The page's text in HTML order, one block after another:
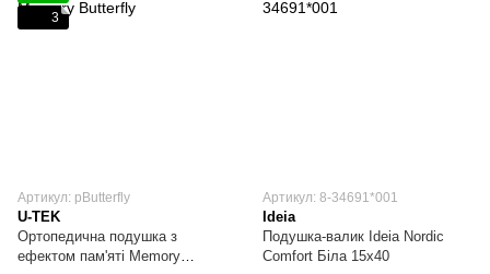
3
Артикул: pButterfly
U-TEK
Ортопедична подушка з
ефектом пам'яті Memory
Артикул: 8-34691*001
Ideia
Подушка-валик Ideia Nordic
Comfort Біла 15х40